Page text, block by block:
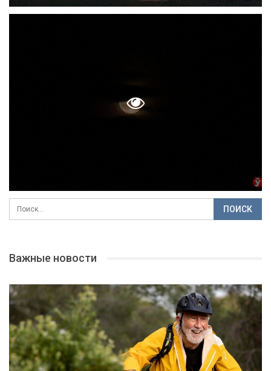
Важные новости